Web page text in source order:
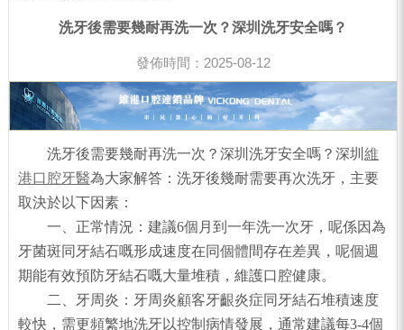
洗牙後需要幾耐再洗一次？深圳洗牙安全嗎？
發佈時間：2025-08-12
洗牙後需要幾耐再洗一次？深圳洗牙安全嗎？深圳 維
港口腔牙醫為大家解答：洗牙後幾耐需要再次洗牙，主要
取決於以下因素：
一、正常情況：建議6個月到一年洗一次牙，呢係因為
牙菌斑同牙結石嘅形成速度在同個體間存在差異，呢個週
期能有效預防牙結石嘅大量堆積，維護口腔健康。
二、牙周炎：牙周炎顧客牙齦炎症同牙結石堆積速度
較快，需更頻繁地洗牙以控制病情發展，通常建議每3-4個